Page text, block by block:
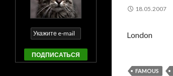
18.05.2007
London
FAMOUS